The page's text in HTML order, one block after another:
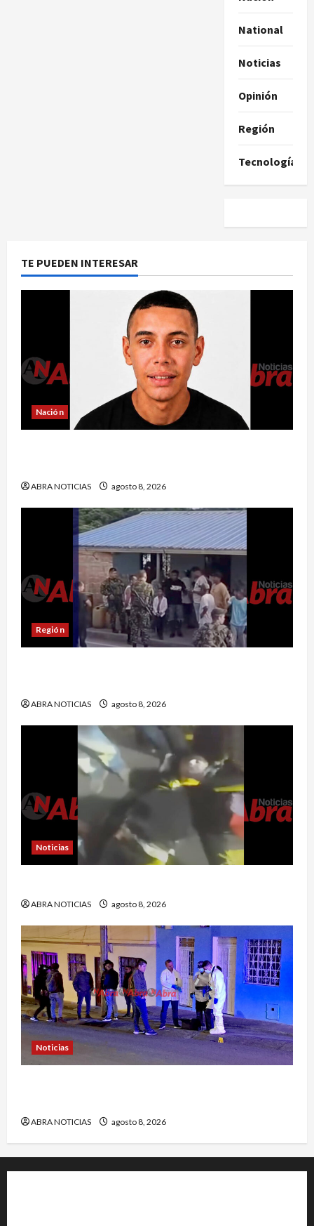
National
Noticias
Opinión
Región
Tecnología
TE PUEDEN INTERESAR
Nación
ABRA NOTICIAS agosto 8, 2026
Región
ABRA NOTICIAS agosto 8, 2026
Noticias
ABRA NOTICIAS agosto 8, 2026
Noticias
ABRA NOTICIAS agosto 8, 2026